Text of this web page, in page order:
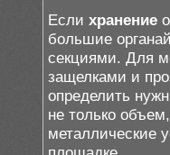
Если хранение
большие
секциями. Для
защелками и
определить
не только
металлические